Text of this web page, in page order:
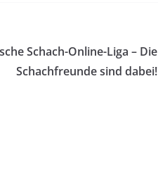
Schach-Online-Liga – Die
Schachfreunde sind dabei!